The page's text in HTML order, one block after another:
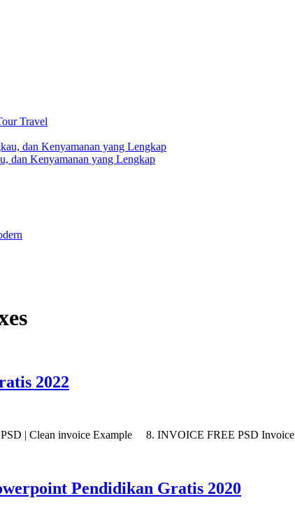
Travel
dan Kenyamanan yang Lengkap
2022
PSD | Clean invoice Example 8. INVOICE FREE PSD Invoice
Pendidikan Gratis 2020